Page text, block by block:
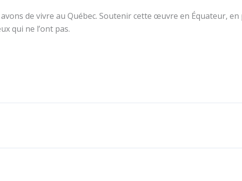
de vivre au Québec. Soutenir cette œuvre en Équateur,
qui ne l’ont pas.